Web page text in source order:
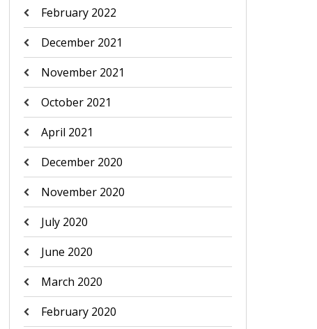
February 2022
December 2021
November 2021
October 2021
April 2021
December 2020
November 2020
July 2020
June 2020
March 2020
February 2020